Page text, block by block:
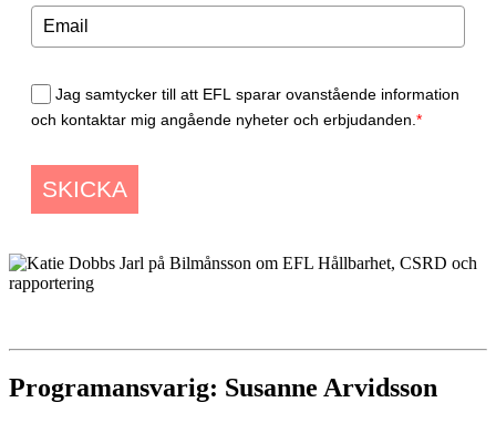
Jag samtycker till att EFL sparar ovanstående information
och kontaktar mig angående nyheter och erbjudanden.*
SKICKA
Programansvarig: Susanne Arvidsson